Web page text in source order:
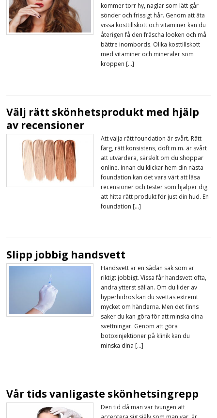
kommer torr hy, naglar som lätt går
sönder och frissigt hår. Genom att äta
vissa kosttillskott och vitaminer kan du
återigen få den fräscha looken och må
bättre inombords. Olika kosttillskott
med vitaminer och mineraler som
kroppen […]
Välj rätt skönhetsprodukt med hjälp
av recensioner
Att välja rätt foundation är svårt. Rätt
färg, rätt konsistens, doft m.m. är svårt
att utvärdera, särskilt om du shoppar
online. Innan du klickar hem din nästa
foundation kan det vara värt att läsa
recensioner och tester som hjälper dig
att hitta rätt produkt för just din hud. En
foundation […]
Slipp jobbig handsvett
Handsvett är en sådan sak som är
riktigt jobbigt. Vissa får handsvett ofta,
andra ytterst sällan. Om du lider av
hyperhidros kan du svettas extremt
mycket om händerna. Men det finns
saker du kan göra för att minska dina
svettningar. Genom att göra
botoxinjektioner på klinik kan du
minska dina […]
Vår tids vanligaste skönhetsingrepp
Den tid då man var tvungen att